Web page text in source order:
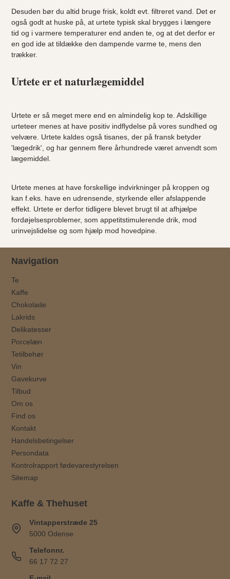
Desuden bør du altid bruge frisk, koldt evt. filtreret vand. Det er
også godt at huske på, at urtete typisk skal brygges i længere
tid og i varmere temperaturer end anden te, og at det derfor er
en god ide at tildække den dampende varme te, mens den
trækker.
Urtete er et naturlægemiddel
Urtete er så meget mere end en almindelig kop te. Adskillige
urteteer menes at have positiv indflydelse på vores sundhed og
velvære. Urtete kaldes også tisanes, der på fransk betyder
'lægedrik', og har gennem flere århundrede været anvendt som
lægemiddel.
Urtete menes at have forskellige indvirkninger på kroppen og
kan f.eks. have en udrensende, styrkende eller afslappende
effekt. Urtete er derfor tidligere blevet brugt til at afhjælpe
fordøjelsesproblemer, som appetitstimulerende drik, mod
urinvejslidelse og som hjælp mod hovedpine.
Navigation
Te
Kaffe
Chokolade
Lakrids
Delikatesser
Porcelæn
Tetilbehør
Vin
Gavekurve
Tilbud
Om os
Find os
Kontakt
Handelsbetingelser
Persondata
Kontrolrapport fødevarestyrelsen
Sitemap
Kaffe & Thehuset
Vintapperstræde 25
5000 Odense
Telefonnr.
66 17 72 27